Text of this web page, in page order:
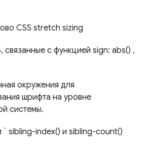
CSS stretch sizing
связанные с функцией sign: abs() ,
окружения для
шрифта на уровне
системы.
` sibling-index() и sibling-count()